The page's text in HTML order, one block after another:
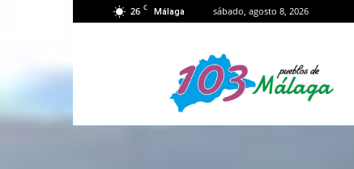
26 C Málaga sábado, agosto 8, 2026
Málaga